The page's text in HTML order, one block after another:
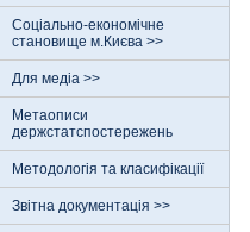
Соціально-економічне
становище м.Києва >>
Для медіа >>
Метаописи
держстатспостережень
Методологія та класифікації
Звітна документація >>